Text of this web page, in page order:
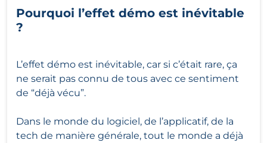
Pourquoi l’effet démo est inévitable
?
L’effet démo est inévitable, car si c’était rare, ça
ne serait pas connu de tous avec ce sentiment
de “déjà vécu”.
Dans le monde du logiciel, de l’applicatif, de la
tech de manière générale, tout le monde a déjà